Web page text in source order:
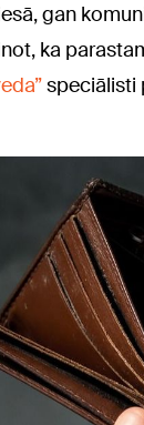
gan
ka
speciālisti